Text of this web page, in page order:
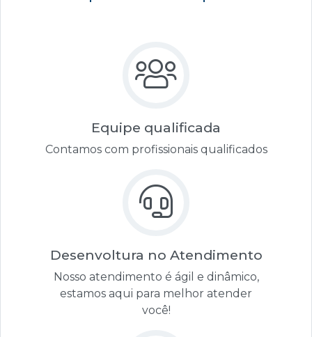
Equipe qualificada
Contamos com profissionais qualificados
Desenvoltura no Atendimento
Nosso atendimento é ágil e dinâmico,
estamos aqui para melhor atender
você!